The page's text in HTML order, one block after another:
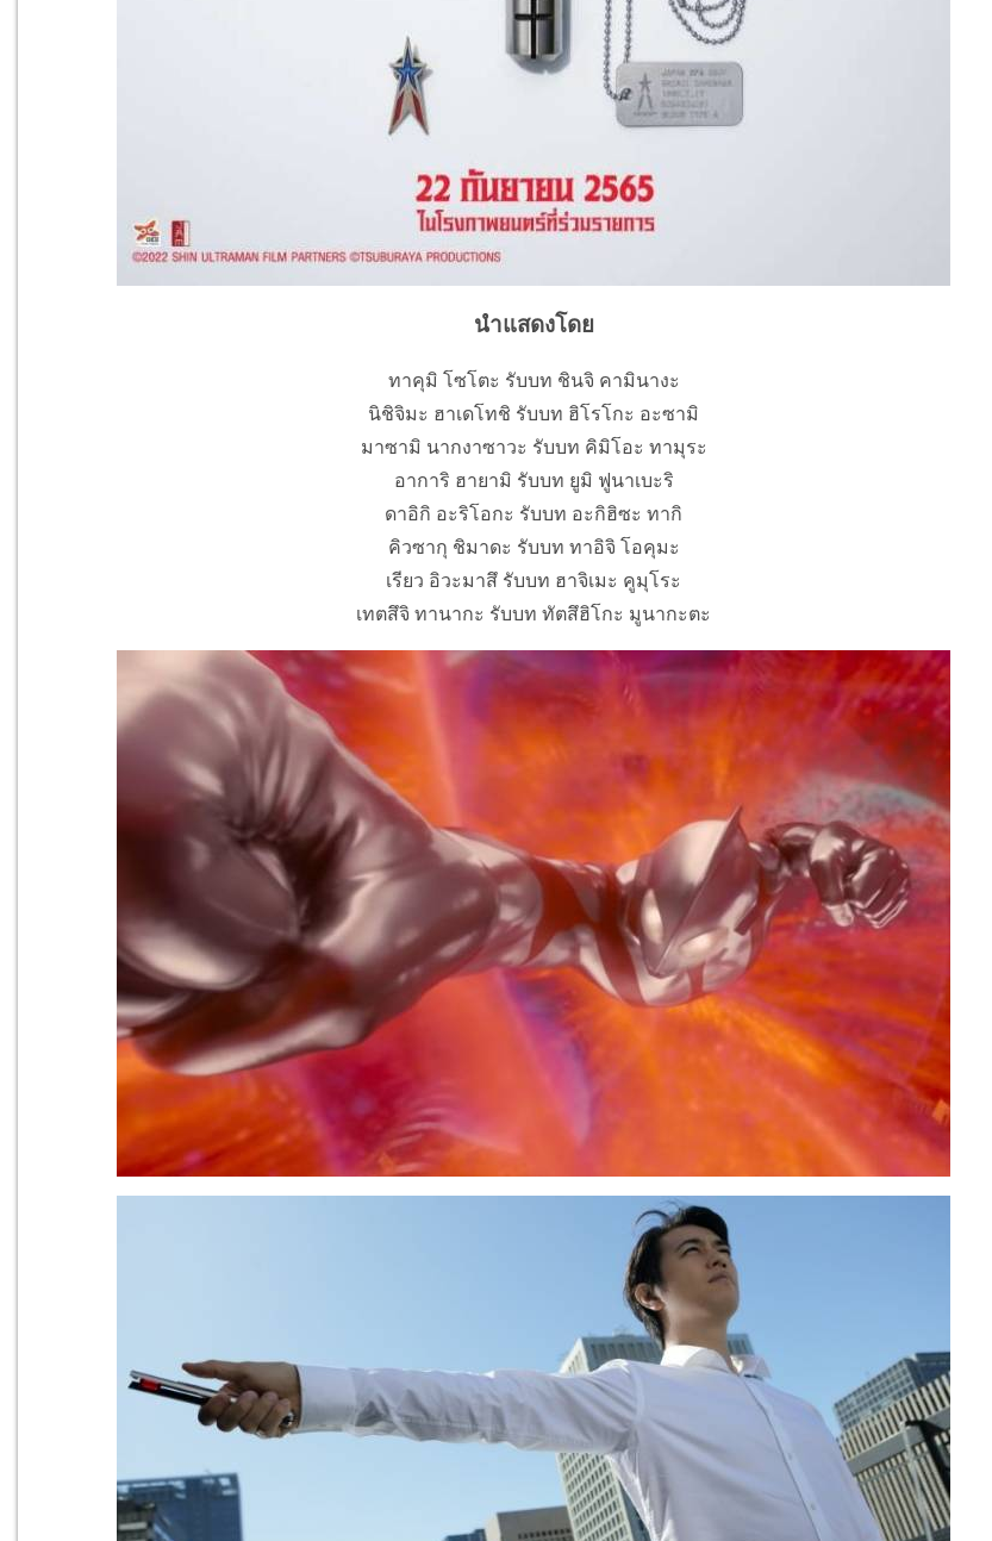
นำแสดงโดย
ทาคุมิ โซโตะ รับบท ชินจิ คามินางะ
นิชิจิมะ ฮาเดโทชิ รับบท ฮิโรโกะ อะซามิ
มาซามิ นากงาซาวะ รับบท คิมิโอะ ทามุระ
อาการิ ฮายามิ รับบท ยูมิ ฟูนาเบะริ
ดาอิกิ อะริโอกะ รับบท อะกิฮิซะ ทากิ
คิวซากุ ชิมาดะ รับบท ทาอิจิ โอคุมะ
เรียว อิวะมาสึ รับบท ฮาจิเมะ คูมุโระ
เทตสึจิ ทานากะ รับบท ทัตสึฮิโกะ มูนากะตะ